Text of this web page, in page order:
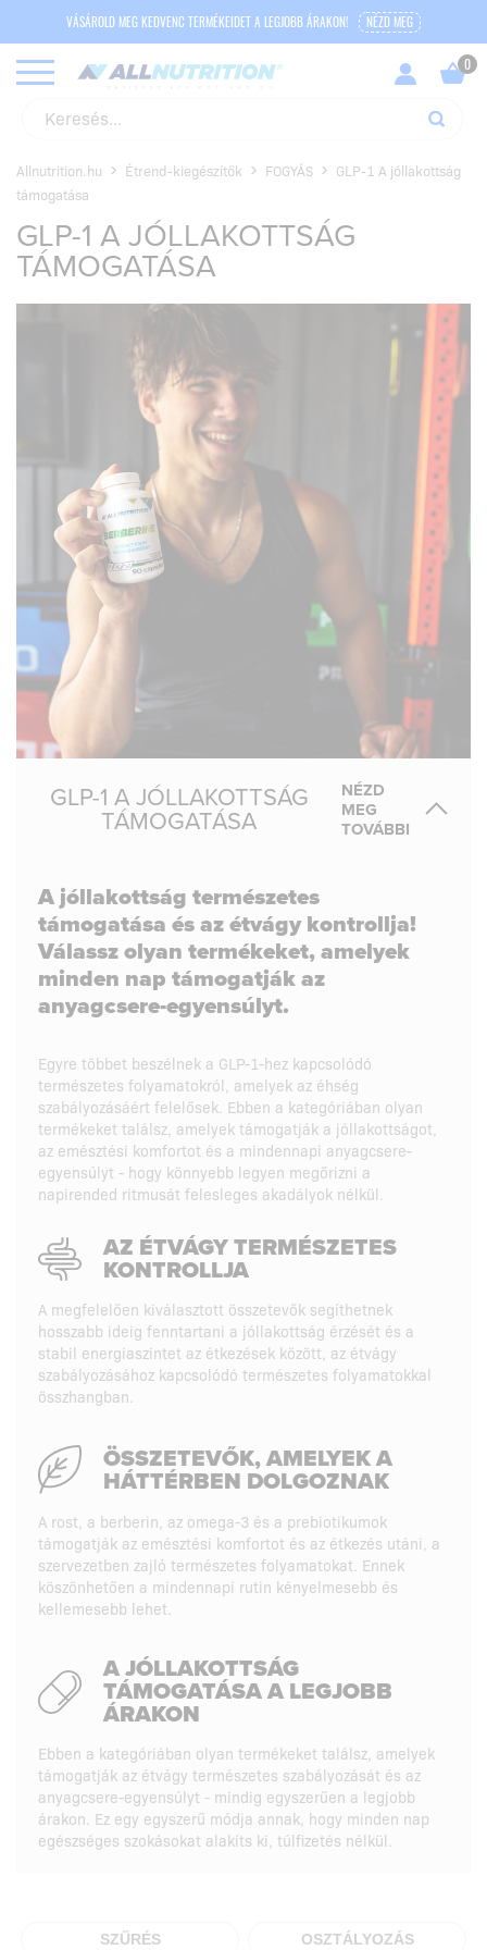
VÁSÁROLD MEG KEDVENC TERMÉKEIDET A LEGJOBB ÁRAKON! NÉZD MEG
Allnutrition.hu Étrend-kiegészítők FOGYÁS
GLP-1 A jóllakottság
támogatása
GLP-1 A JÓLLAKOTTSÁG
TÁMOGATÁSA
GLP-1 A JÓLLAKOTTSÁG
TÁMOGATÁSA
NÉZD
MEG
TOVÁBBI
A jóllakottság természetes
támogatása és az étvágy kontrollja!
Válassz olyan termékeket, amelyek
minden nap támogatják az
anyagcsere-egyensúlyt.
Egyre többet beszélnek a GLP-1-hez kapcsolódó
természetes folyamatokról, amelyek az éhség
szabályozásáért felelősek. Ebben a kategóriában olyan
termékeket találsz, amelyek támogatják a jóllakottságot,
az emésztési komfortot és a mindennapi anyagcsere-
egyensúlyt - hogy könnyebb legyen megőrizni a
napirended ritmusát felesleges akadályok nélkül.
AZ ÉTVÁGY TERMÉSZETES
KONTROLLJA
A megfelelően kiválasztott összetevők segíthetnek
hosszabb ideig fenntartani a jóllakottság érzését és a
stabil energiaszintet az étkezések között, az étvágy
szabályozásához kapcsolódó természetes folyamatokkal
összhangban.
ÖSSZETEVŐK, AMELYEK A
HÁTTÉRBEN DOLGOZNAK
A rost, a berberin, az omega-3 és a prebiotikumok
támogatják az emésztési komfortot és az étkezés utáni, a
szervezetben zajló természetes folyamatokat. Ennek
köszönhetően a mindennapi rutin kényelmesebb és
kellemesebb lehet.
A JÓLLAKOTTSÁG
TÁMOGATÁSA A LEGJOBB
ÁRAKON
Ebben a kategóriában olyan termékeket találsz, amelyek
támogatják az étvágy természetes szabályozását és az
anyagcsere-egyensúlyt - mindig egyszerűen a legjobb
árakon. Ez egy egyszerű módja annak, hogy minden nap
egészséges szokásokat alakíts ki, túlfizetés nélkül.
SZŰRÉS OSZTÁLYOZÁS